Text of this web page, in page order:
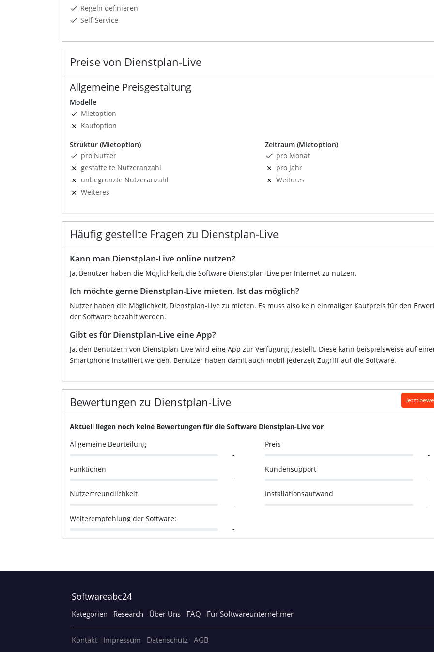
Regeln definieren
Self-Service
Preise von Dienstplan-Live
Allgemeine Preisgestaltung
Modelle
Mietoption
Kaufoption
Struktur (Mietoption)
pro Nutzer
gestaffelte Nutzeranzahl
unbegrenzte Nutzeranzahl
Weiteres
Zeitraum (Mietoption)
pro Monat
pro Jahr
Weiteres
Häufig gestellte Fragen zu Dienstplan-Live
Kann man Dienstplan-Live online nutzen?
Ja, Benutzer haben die Möglichkeit, die Software Dienstplan-Live per Internet zu nutzen.
Ich möchte gerne Dienstplan-Live mieten. Ist das möglich?
Nutzer haben die Möglichkeit, Dienstplan-Live zu mieten. Es muss also kein einmaliger Kaufpreis für den
der Software bezahlt werden.
Gibt es für Dienstplan-Live eine App?
Ja, den Benutzern von Dienstplan-Live wird eine App zur Verfügung gestellt. Diese kann beispielsweise auf
Smartphone installiert werden. Benutzer haben damit auch mobil jederzeit Zugriff auf die Software.
Bewertungen zu Dienstplan-Live Jetzt
Aktuell liegen noch keine Bewertungen für die Software Dienstplan-Live vor
Allgemeine Beurteilung
-
Preis
-
Funktionen
-
Kundensupport
-
Nutzerfreundlichkeit
-
Installationsaufwand
-
Weiterempfehlung der Software:
-
Softwareabc24
Kategorien Research Über Uns FAQ Für Softwareunternehmen
Kontakt Impressum Datenschutz AGB